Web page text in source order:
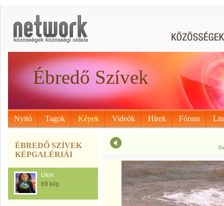
Ébredő Szívek
Nyitó Tagok Képek Videók Hírek Fórum
ÉBREDŐ SZÍVEK
KÉPGALÉRIÁI
Úton
69 kép